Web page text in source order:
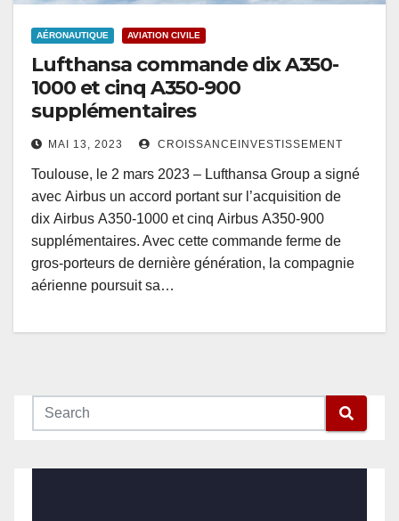
AÉRONAUTIQUE AVIATION CIVILE
Lufthansa commande dix A350-
1000 et cinq A350-900
supplémentaires
MAI 13, 2023 CROISSANCEINVESTISSEMENT
Toulouse, le 2 mars 2023 – Lufthansa Group a signé
avec Airbus un accord portant sur l’acquisition de
dix Airbus A350-1000 et cinq Airbus A350-900
supplémentaires. Avec cette commande ferme de
gros-porteurs de dernière génération, la compagnie
aérienne poursuit sa…